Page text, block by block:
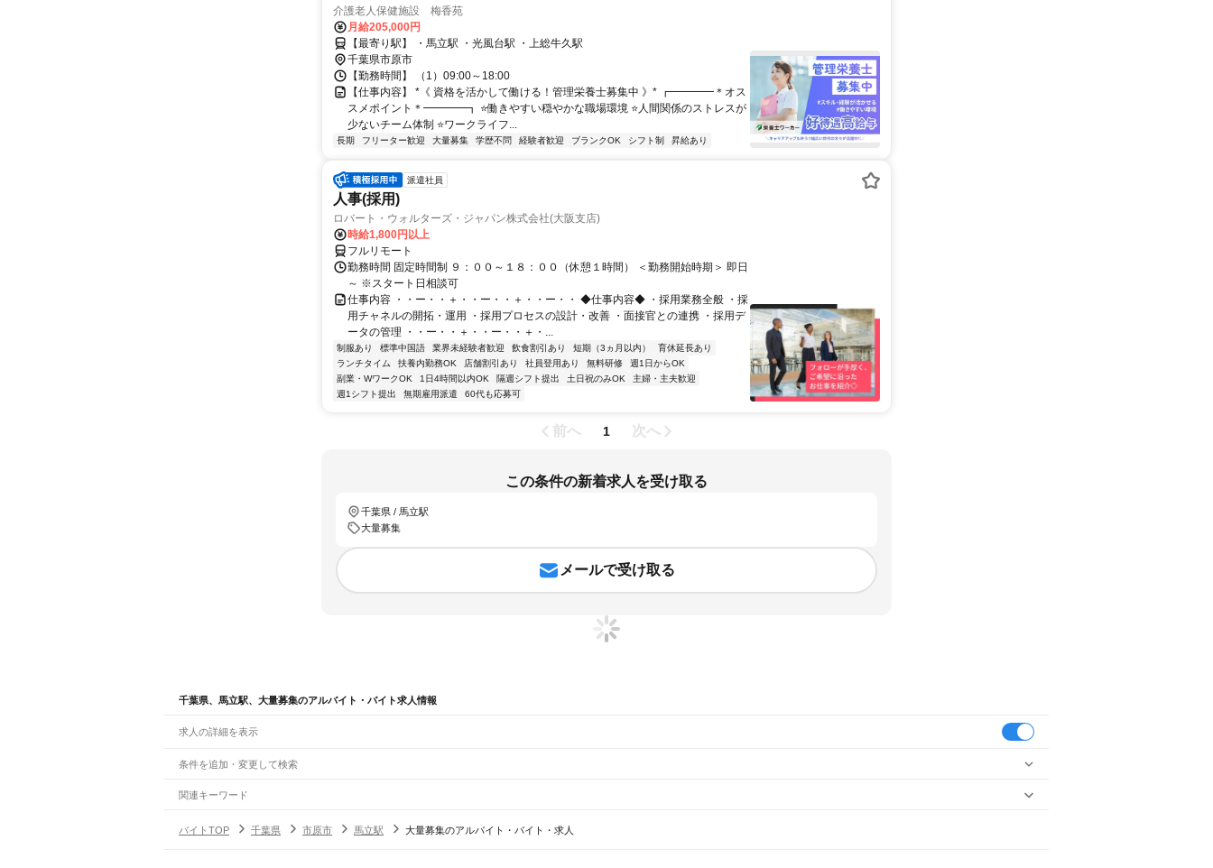
介護老人保健施設 梅香苑
月給205,000円
【最寄り駅】 ・馬立駅 ・光風台駅 ・上総牛久駅
千葉県市原市
【勤務時間】 （1）09:00～18:00
【仕事内容】 *《 資格を活かして働ける！管理栄養士募集中 》* ┏━━━━＊オス
スメポイント＊━━━━┓ ⭐️働きやすい穏やかな職場環境 ⭐️人間関係のストレスが
少ないチーム体制 ⭐️ワークライフ...
長期 フリーター歓迎 大量募集 学歴不問 経験者歓迎 ブランクOK シフト制 昇給あり
派遣社員
人事(採用)
ロバート・ウォルターズ・ジャパン株式会社(大阪支店)
時給1,800円以上
フルリモート
勤務時間 固定時間制 ９：００～１８：００（休憩１時間） ＜勤務開始時期＞ 即日
～ ※スタート日相談可
仕事内容 ・・ー・・＋・・ー・・＋・・ー・・ ◆仕事内容◆ ・採用業務全般 ・採
用チャネルの開拓・運用 ・採用プロセスの設計・改善 ・面接官との連携 ・採用デ
ータの管理 ・・ー・・＋・・ー・・＋・...
制服あり 標準中国語 業界未経験者歓迎 飲食割引あり 短期（3ヵ月以内）
育休延長あり
ランチタイム
扶養内勤務OK 店舗割引あり 社員登用あり 無料研修
週1日からOK
副業・WワークOK
1日4時間以内OK 隔週シフト提出 土日祝のみOK
主婦・主夫歓迎
週1シフト提出
無期雇用派遣 60代も応募可
前へ 1 次へ
この条件の新着求人を受け取る
千葉県 / 馬立駅
大量募集
メールで受け取る
千葉県、馬立駅、大量募集のアルバイト・バイト求人情報
求人の詳細を表示
条件を追加・変更して検索
市区町村を追加・変更
千葉県すべて
駅を追加・変更
関連キーワード
バイトTOP
千葉県 市原市 馬立駅 大量募集のアルバイト・バイト・求人